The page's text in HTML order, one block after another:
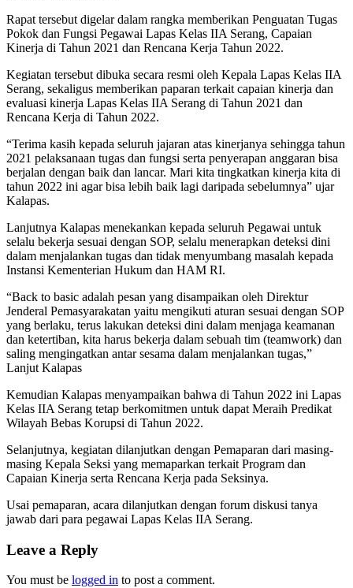
Rapat tersebut digelar dalam rangka memberikan Penguatan Tugas
Pokok dan Fungsi Pegawai Lapas Kelas IIA Serang, Capaian
Kinerja di Tahun 2021 dan Rencana Kerja Tahun 2022.
Kegiatan tersebut dibuka secara resmi oleh Kepala Lapas Kelas IIA
Serang, sekaligus memberikan paparan terkait capaian kinerja dan
evaluasi kinerja Lapas Kelas IIA Serang di Tahun 2021 dan
Rencana Kerja di Tahun 2022.
“Terima kasih kepada seluruh jajaran atas kinerjanya sehingga tahun
2021 pelaksanaan tugas dan fungsi serta penyerapan anggaran bisa
berjalan dengan baik dan lancar. Mari kita tingkatkan kinerja kita di
tahun 2022 ini agar bisa lebih baik lagi daripada sebelumnya” ujar
Kalapas.
Lanjutnya Kalapas menekankan kepada seluruh Pegawai untuk
selalu bekerja sesuai dengan SOP, selalu menerapkan deteksi dini
dalam menjalankan tugas dan tidak menyumbang masalah kepada
Instansi Kementerian Hukum dan HAM RI.
“Back to basic adalah pesan yang disampaikan oleh Direktur
Jenderal Pemasyarakatan yaitu mengikuti aturan sesuai dengan SOP
yang berlaku, terus lakukan deteksi dini dalam menjaga keamanan
dan ketertiban, kita harus bekerja dalam sebuah tim (teamwork) dan
saling mengingatkan antar sesama dalam menjalankan tugas,”
Lanjut Kalapas
Kemudian Kalapas menyampaikan bahwa di Tahun 2022 ini Lapas
Kelas IIA Serang tetap berkomitmen untuk dapat Meraih Predikat
Wilayah Bebas Korupsi di Tahun 2022.
Selanjutnya, kegiatan dilanjutkan dengan Pemaparan dari masing-
masing Kepala Seksi yang memaparkan terkait Program dan
Capaian Kinerja serta Rencana Kerja pada Seksinya.
Usai pemaparan, acara dilanjutkan dengan forum diskusi tanya
jawab dari para pegawai Lapas Kelas IIA Serang.
Leave a Reply
You must be logged in to post a comment.